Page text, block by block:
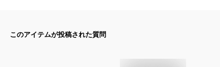
このアイテムが投稿された質問